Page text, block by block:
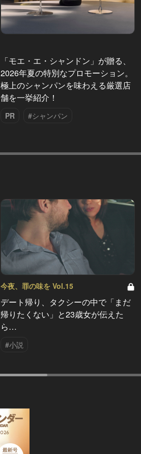
「モエ・エ・シャンドン」が贈る、
2026年夏の特別なプロモーション。
極上のシャンパンを味わえる厳選店
舗を一挙紹介！
PR #シャンパン
今夜、罪の味を Vol.15
デート帰り、タクシーの中で「まだ
帰りたくない」と23歳女が伝えた
ら…
#小説